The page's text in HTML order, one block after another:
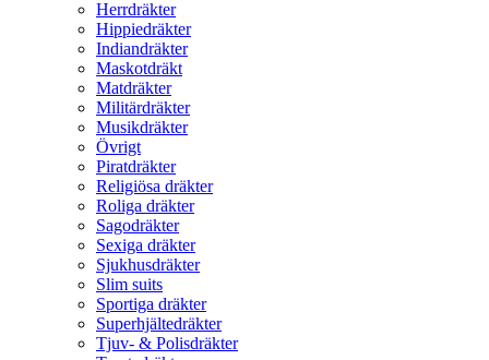
Herrdräkter
Hippiedräkter
Indiandräkter
Maskotdräkt
Matdräkter
Militärdräkter
Musikdräkter
Övrigt
Piratdräkter
Religiösa dräkter
Roliga dräkter
Sagodräkter
Sexiga dräkter
Sjukhusdräkter
Slim suits
Sportiga dräkter
Superhjältedräkter
Tjuv- & Polisdräkter